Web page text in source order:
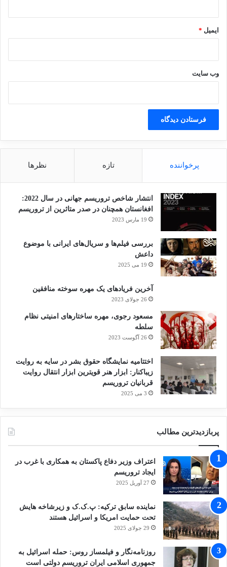
وحشتناک و غیرقابل تصوری
روبه‌رو شده‌اند. کودکان و
مورد نقص عضو و تجاوز قرار
گرفته‌اند. به‌رغم ادعاهایی
مبنی بر رسیدگی به این
تخلفات، دولت میانمار
هیچ‌وقت نتوانسته مسئولان
این جنایات را مجازات کند.
وی ادامه داد: «جهان دیگر نمی تواند ترفند‌های
تأخیر و انحراف را از سوی میانمار بپذیرد. عدالتی
که به تأخیر بیفتد، انکار عدالت است.»
در این راستافیونا اسمیت، رئیس کارزارهای
بشردوستانه «آکسفام»، نیز گفت: «همه گروه‌های
خشونت‌ ارتش میانمار علیه آنان کماکان وجود
دارد.»
اسمیت اضافه کرد: «اوضاع به ویژه برای ده‌ها هزار
مسلمان روهینگیا، که مجبور به زندگی در
اردوگاه‌های مخروبه هستند، بسیار دشوار و نیازمند
اقدام فوری است. آنها زندگی خود را پشت
سیم‌‌های خاردار و پاسگاه‌های نظامی می‌گذرانند.
قادر به بردن کودکان به بیمارستان یا مدرسه
ایمیل *
وب‌ سایت
پرخواننده تازه نظرها
انتشار شاخص تروریسم جهانی در سال 2022:
افغانستان همچنان در صدر متاثرین از تروریسم
19 مارس 2023
بررسی فیلم‌ها و سریال‌های ایرانی با موضوع
داعش
19 می 2025
آخرین فریادهای یک مهره سوخته منافقین
26 جولای 2023
مسعود رجوی، مهره ساختارهای امنیتی نظام
سلطه
26 آگوست 2023
اختتامیه نمایشگاه حقوق بشر در سایه به روایت
زیباکنار: ابزار هنر قویترین ابزار انتقال روایت
قربانیان تروریسم
3 می 2025
پربازدیدترین مطالب
اعتراف وزیر دفاع پاکستان به همکاری با غرب در
ایجاد تروریسم
27 آوریل 2025
نماینده سابق ترکیه: پ.ک.ک و زیرشاخه هایش
تحت حمایت امریکا و اسرائیل هستند
29 جولای 2025
روزنامه‌نگار و فیلمساز روس: حمله اسرائیل به
جمهوری اسلامی ایران تروریسم دولتی است